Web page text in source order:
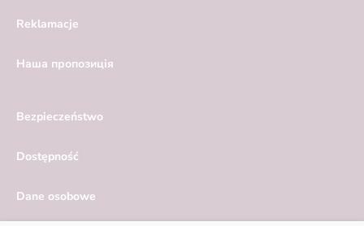
Reklamacje
Hаша пропозиція
Bezpieczeństwo
Dostępność
Dane osobowe